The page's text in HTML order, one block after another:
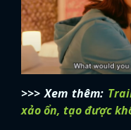
>>> Xem thêm:
xảo ổn, tạo được